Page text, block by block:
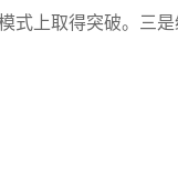
式上取得突破。